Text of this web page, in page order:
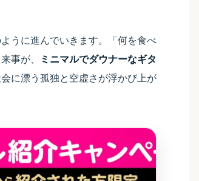
うに進んでいきます。「何を食べ
事が、
ミニマルでダウナーなギタ
に漂う孤独と空虚さが浮かび上が